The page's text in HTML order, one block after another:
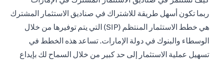
ربما تكون أسهل طريقة للاشتراك في صناديق الاستثمار المشترك
هي خطط الاستثمار المنتظم (SIP) التي يتم توفيرها من خلال
الوسطاء والبنوك في دولة الإمارات. تساعد هذه الخطط في
تسهيل عملية الاستثمار إلى حد كبير من خلال السماح لك بإيداع